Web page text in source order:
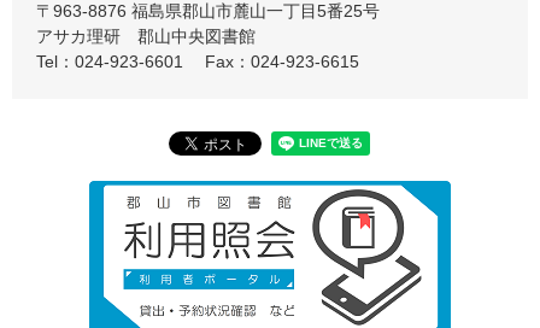
〒963-8876 福島県郡山市麓山一丁目5番25号
アサカ理研 郡山中央図書館
Tel：024-923-6601
Fax：024-923-6615